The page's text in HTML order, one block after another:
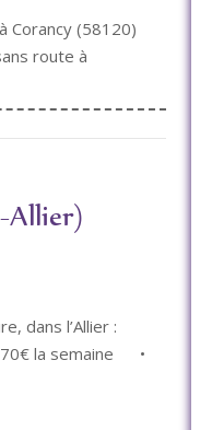
Corancy (58120)
route à
Allier)
dans l’Allier :
la semaine •